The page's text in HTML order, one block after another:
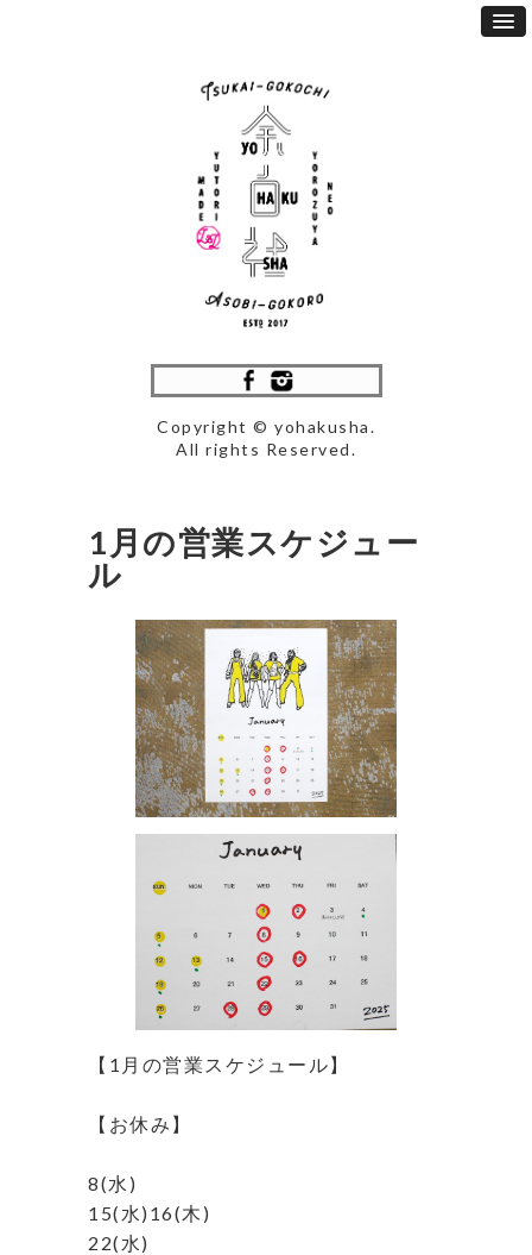
Copyright © yohakusha.
All rights Reserved.
1月の営業スケジュー
ル
【1月の営業スケジュール】
【お休み】
8(水)
15(水)16(木)
22(水)